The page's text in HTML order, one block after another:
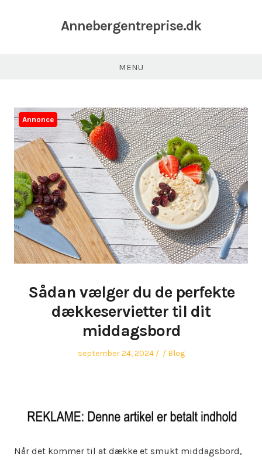
Annebergentreprise.dk
MENU
Annonce
Sådan vælger du de perfekte
dækkeservietter til dit
middagsbord
Posted
september 24, 2024 Author
Posted
Blog
Når det kommer til at dække et smukt middagsbord,